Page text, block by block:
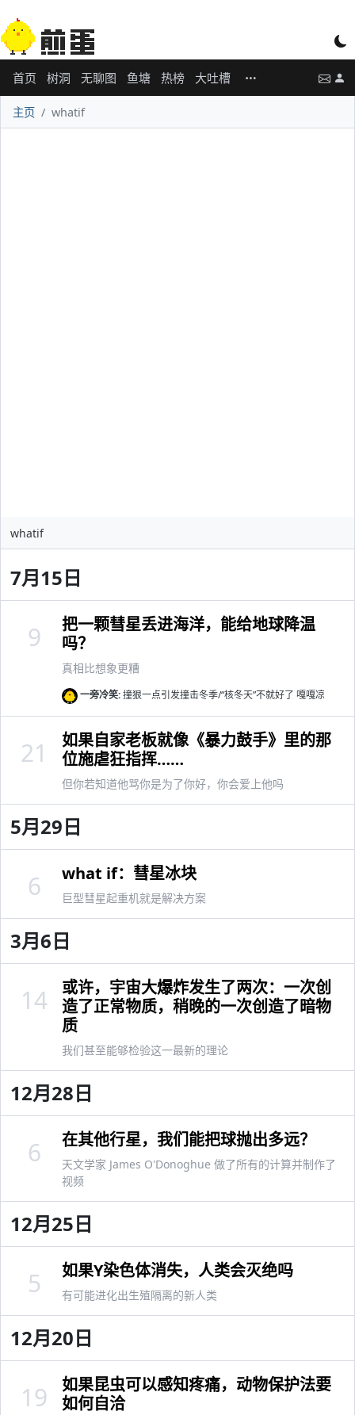
首页 树洞 无聊图 鱼塘 热榜 大吐槽
主页 whatif
whatif
7月15日
把一颗彗星丢进海洋，能给地球降温
吗？
真相比想象更糟
一旁冷笑:撞狠一点引发撞击冬季/“核冬天”不就好了 嘎嘎凉
9
如果自家老板就像《暴力鼓手》里的那
位施虐狂指挥……
但你若知道他骂你是为了你好，你会爱上他吗
21
5月29日
what if：彗星冰块
巨型彗星起重机就是解决方案
6
3月6日
或许，宇宙大爆炸发生了两次：一次创
造了正常物质，稍晚的一次创造了暗物
质
我们甚至能够检验这一最新的理论
14
12月28日
在其他行星，我们能把球抛出多远？
天文学家 James O'Donoghue 做了所有的计算并制作了
视频
6
12月25日
如果Y染色体消失，人类会灭绝吗
有可能进化出生殖隔离的新人类
5
12月20日
如果昆虫可以感知疼痛，动物保护法要
如何自洽
19